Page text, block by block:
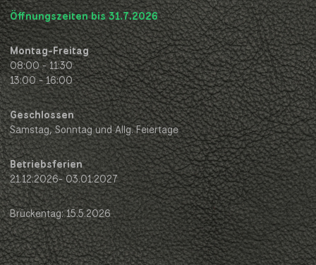
Öffnungszeiten bis 31.7.2026
Montag-Freitag
08:00 - 11:30
13:00 - 16:00
Geschlossen
Samstag, Sonntag und Allg. Feiertage
Betriebsferien
21.12.2026- 03.01.2027
Brückentag: 15.5.2026